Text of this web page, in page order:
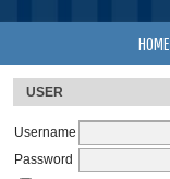
USER
Username
Password
HOME